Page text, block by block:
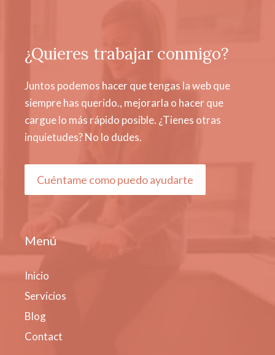
¿Quieres trabajar conmigo?
Juntos podemos hacer que tengas la web que
siempre has querido., mejorarla o hacer que
cargue lo más rápido posible. ¿Tienes otras
inquietudes? No lo dudes.
Cuéntame como puedo ayudarte
Menú
Inicio
Servicios
Blog
Contact